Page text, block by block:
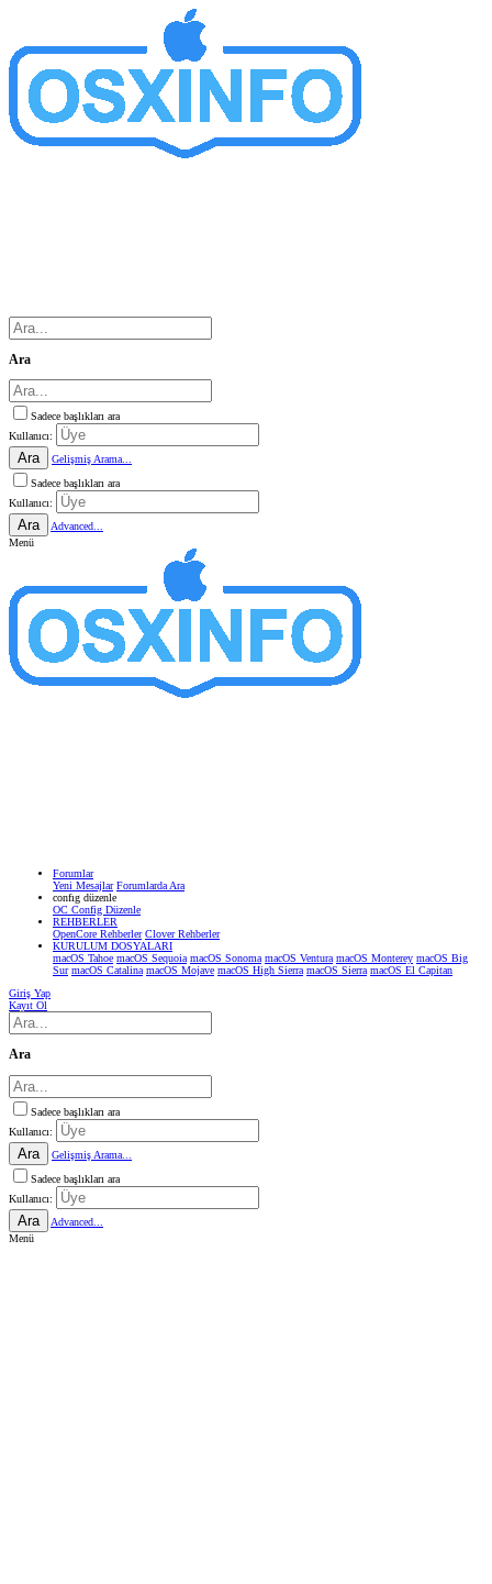
Ara
Sadece başlıkları ara
Kullanıcı:
Ara
Gelişmiş Arama...
Sadece başlıkları ara
Kullanıcı:
Ara
Advanced...
Menü
Forumlar
Yeni Mesajlar Forumlarda Ara
confıg düzenle
OC Config Düzenle
REHBERLER
OpenCore Rehberler Clover Rehberler
KURULUM DOSYALARI
macOS Tahoe macOS Sequoia macOS Sonoma macOS Ventura macOS Monterey macOS Big
Sur macOS Catalina macOS Mojave macOS High Sierra macOS Sierra macOS El Capitan
Giriş Yap
Kayıt Ol
Ara
Sadece başlıkları ara
Kullanıcı:
Ara
Gelişmiş Arama...
Sadece başlıkları ara
Kullanıcı:
Ara
Advanced...
Menü